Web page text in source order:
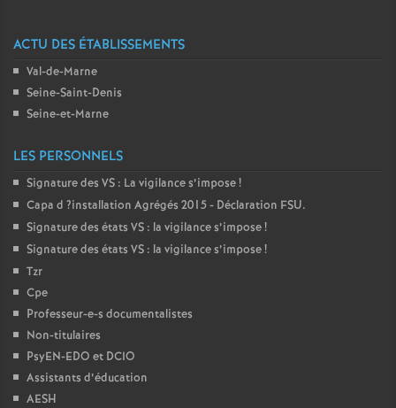
ACTU DES ÉTABLISSEMENTS
Val-de-Marne
Seine-Saint-Denis
Seine-et-Marne
LES PERSONNELS
Signature des VS : La vigilance s’impose!
Capa d ?installation Agrégés 2015 - Déclaration FSU.
Signature des états VS : la vigilance s’impose!
Signature des états VS : la vigilance s’impose!
Tzr
Cpe
Professeur-e-s documentalistes
Non-titulaires
PsyEN-EDO et DCIO
Assistants d’éducation
AESH